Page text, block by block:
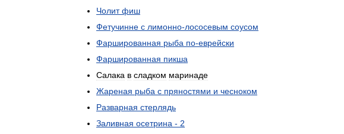
Чолит фиш
Фетучинне с лимонно-лососевым соусом
Фаршированная рыба по-еврейски
Фаршированная пикша
Салака в сладком маринаде
Жареная рыба с пряностями и чесноком
Разварная стерлядь
Заливная осетрина - 2